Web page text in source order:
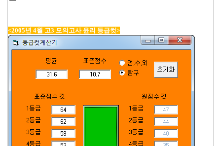
<2005년 4월 고3 모의고사 윤리 등급컷>